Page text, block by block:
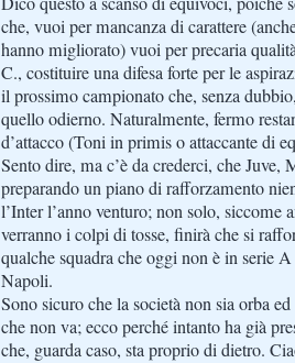
che, vuoi per mancanza di carattere
hanno migliorato) vuoi per precaria
C., costituire una difesa forte per le
il prossimo campionato che, senza
quello odierno. Naturalmente, fermo
d’attacco (Toni in primis o attaccante di
Sento dire, ma c’è da crederci, che Juve,
preparando un piano di rafforzamento
l’Inter l’anno venturo; non solo, siccome
verranno i colpi di tosse, finirà che si
qualche squadra che oggi non è in serie
Napoli.
Sono sicuro che la società non sia orba
che non va; ecco perché intanto ha già
che, guarda caso, sta proprio di dietro.